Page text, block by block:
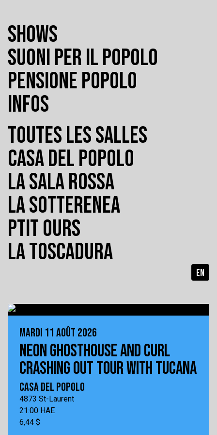
SHOWS
SUONI PER IL POPOLO
PENSIONE POPOLO
INFOS
TOUTES LES SALLES
CASA DEL POPOLO
LA SALA ROSSA
LA SOTTERENEA
PTIT OURS
LA TOSCADURA
EN
MARDI 11 AOÛT 2026
NEON GHOSTHOUSE AND CURL
CRASHING OUT TOUR WITH TUCANA
CASA DEL POPOLO
4873 St-Laurent
21:00 HAE
6,44 $